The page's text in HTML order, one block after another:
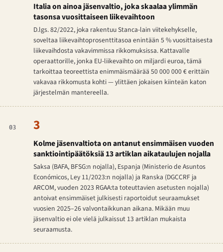
Italia on ainoa jäsenvaltio, joka skaalaa ylimmän
tasonsa vuosittaiseen liikevaihtoon
D.lgs. 82/2022, joka rakentuuStanca-lain viitekehykselle,
soveltaa liikevaihtoprosenttitasoa enintään 5 % vuosittaisesta
liikevaihdosta vakavimmissa rikkomuksissa. Kattavalle
operaattorille, jonka EU-liikevaihto on miljardi euroa, tämä
tarkoittaa teoreettista enimmäismäärää 50 000 000 € erittäin
vakavaa rikkomusta kohti — ylittäen jokaisen kiinteän katon
järjestelmän mantereella.
03 3
Kolme jäsenvaltiota on antanut ensimmäisen vuoden
sanktiointipäätöksiä 13 artiklan aikataulujen nojalla
Saksa (BAFA, BFSG:n nojalla), Espanja (Ministerio de Asuntos
Económicos, Ley 11/2023:n nojalla) ja Ranska (DGCCRF ja
ARCOM, vuoden 2023 RGAA:ta toteuttavien asetusten nojalla)
antoivat ensimmäiset julkisesti raportoidut seuraamukset
vuosien 2025–26 valvontaikkunan aikana. Mikään muu
jäsenvaltio ei ole vielä julkaissut 13 artiklan mukaista
seuraamusta.